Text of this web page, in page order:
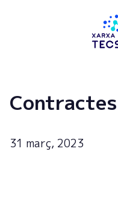
31 març, 2023